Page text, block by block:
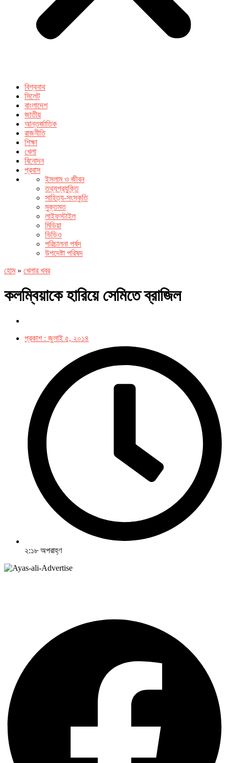
বিশ্বনাথ
সিলেট
বাংলাদেশ
জাতীয়
আন্তর্জাতিক
রাজনীতি
শিক্ষা
খেলা
বিনোদন
প্রবাস
ইসলাম ও জীবন
তথ্যপ্রযুক্তি
সাহিত্য-সংস্কৃতি
মুক্তমত
লাইফস্টাইল
মিডিয়া
ভিডিও
পরিচালনা পর্ষদ
উপদেষ্টা পরিষদ
হোম» খেলার খবর
কলম্বিয়াকে হারিয়ে সেমিতে ব্রাজিল
প্রকাশ : জুলাই ৫, ২০১৪
২:১৮ অপরাহ্ণ